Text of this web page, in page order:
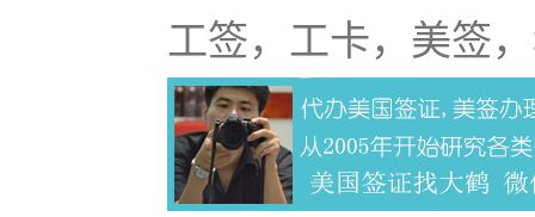
工签，工卡，美签